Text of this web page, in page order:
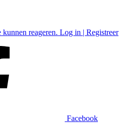
reageren. Log in | Registreer
Facebook